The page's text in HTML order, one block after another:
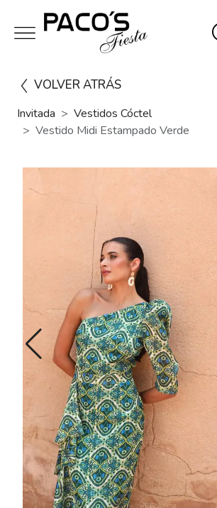
VOLVER ATRÁS
Invitada
Vestidos Cóctel
Vestido Midi Estampado Verde